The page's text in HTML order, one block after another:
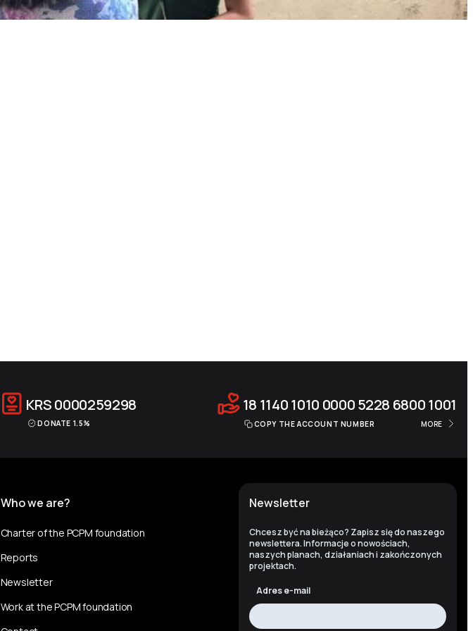
KRS0000259298
DONATE 1.5%
18 1140 1010 0000 5228 6800 1001
COPY THE ACCOUNT NUMBER MORE
Newsletter
Chcesz być na bieżąco? Zapisz się do naszego
newslettera. Informacje o nowościach,
naszych planach, działaniach i zakończonych
projektach.
Adres e-mail
Who we are?
Charter of the PCPM foundation
Reports
Newsletter
Work at the PCPM foundation